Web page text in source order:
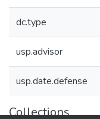
dc.type
usp.advisor
usp.date.defense
Collections